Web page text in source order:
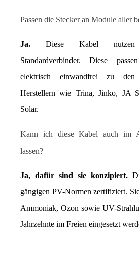
Passen die Stecker an Module aller
Ja. Diese Kabel nutzen
Standardverbinder. Diese
elektrisch einwandfrei zu den
Herstellern wie Trina, Jinko, JA
Solar.
Kann ich diese Kabel auch im
lassen?
Ja, dafür sind sie konzipiert.
gängigen PV-Normen zertifiziert.
Ammoniak, Ozon sowie UV-
Jahrzehnte im Freien eingesetzt